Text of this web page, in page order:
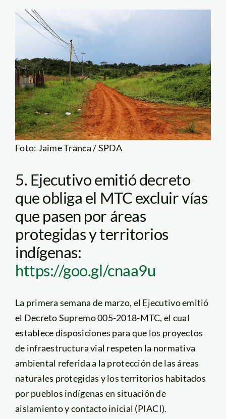
Foto: Jaime Tranca / SPDA
5. Ejecutivo emitió decreto
que obliga el MTC excluir vías
que pasen por áreas
protegidas y territorios
indígenas:
https://goo.gl/cnaa9u
La primera semana de marzo, el Ejecutivo emitió
el Decreto Supremo 005-2018-MTC, el cual
establece disposiciones para que los proyectos
de infraestructura vial respeten la normativa
ambiental referida a la protección de las áreas
naturales protegidas y los territorios habitados
por pueblos indígenas en situación de
aislamiento y contacto inicial (PIACI).